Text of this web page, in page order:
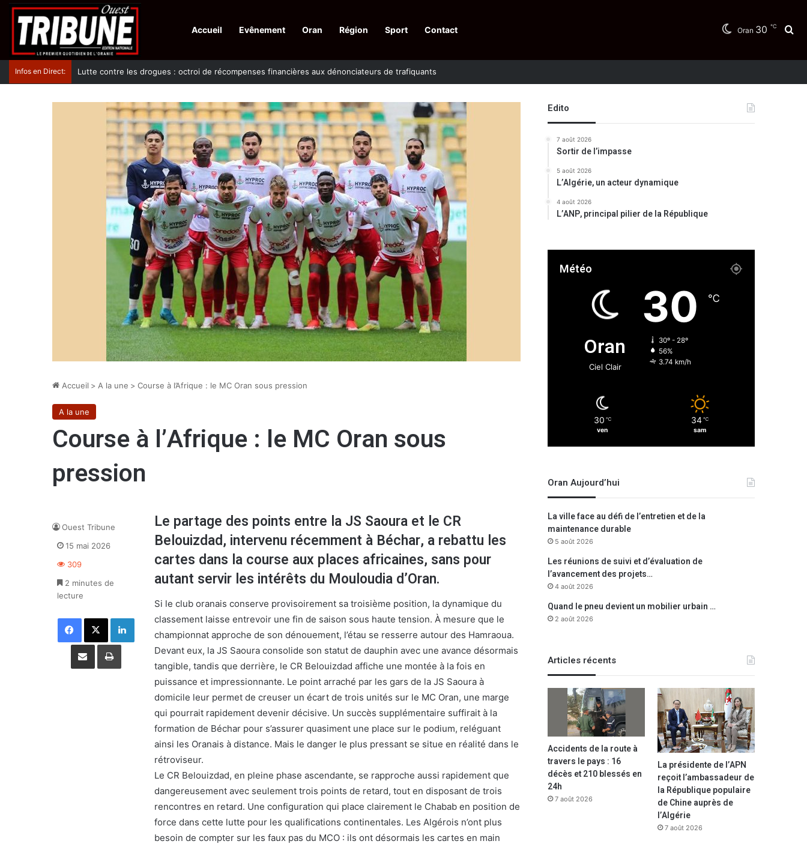
Accueil Evênement Oran Région Sport Contact Oran 30 ℃
Infos en Direct: Lutte contre les drogues : octroi de récompenses financières aux dénonciateurs de trafiquants
Accueil > A la une > Course à l’Afrique : le MC Oran sous pression
A la une
Course à l’Afrique : le MC Oran sous
pression
Le partage des points entre la JS Saoura et le CR
Belouizdad, intervenu récemment à Béchar, a rebattu les
cartes dans la course aux places africaines, sans pour
autant servir les intérêts du Mouloudia d’Oran.
Si le club oranais conserve provisoirement sa troisième position, la dynamique du
classement laisse entrevoir une fin de saison sous haute tension. À mesure que le
championnat approche de son dénouement, l’étau se resserre autour des Hamraoua.
Devant eux, la JS Saoura consolide son statut de dauphin avec une avance désormais
tangible, tandis que derrière, le CR Belouizdad affiche une montée à la fois en
puissance et impressionnante. Le point arraché par les gars de la JS Saoura à
domicile leur permet de creuser un écart de trois unités sur le MC Oran, une marge
qui pourrait rapidement devenir décisive. Un succès supplémentaire suffirait à la
formation de Béchar pour s’assurer quasiment une place sur le podium, reléguant
ainsi les Oranais à distance. Mais le danger le plus pressant se situe en réalité dans le
rétroviseur.
Le CR Belouizdad, en pleine phase ascendante, se rapproche aussi rapidement que
dangereusement avec seulement trois points de retard, tout en disposant de trois
rencontres en retard. Une configuration qui place clairement le Chabab en position de
force dans cette lutte pour les qualifications continentales. Les Algérois n’ont plus
besoin de compter sur les faux pas du MCO : ils ont désormais les cartes en main
Ouest Tribune
15 mai 2026
309
2 minutes de
lecture
Facebook X Linkedin
Partager par email Imprimer
Edito
7 août 2026
Sortir de l’impasse
5 août 2026
L’Algérie, un acteur dynamique
4 août 2026
L’ANP, principal pilier de la République
Météo
Oran
Ciel Clair
30 ℃
30º - 28º
56%
3.74 km/h
30 ℃
ven
34 ℃
sam
Oran Aujourd’hui
La ville face au défi de l’entretien et de la
maintenance durable
5 août 2026
Les réunions de suivi et d’évaluation de
l’avancement des projets…
4 août 2026
Quand le pneu devient un mobilier urbain …
2 août 2026
Articles récents
Accidents de la route à
travers le pays : 16
décès et 210 blessés en
24h
7 août 2026
La présidente de l’APN
reçoit l’ambassadeur de
la République populaire
de Chine auprès de
l’Algérie
7 août 2026